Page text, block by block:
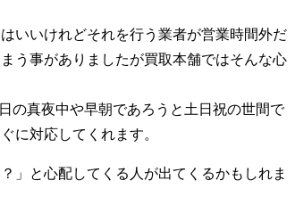
いいけれどそれを行う業者が営業時間外だ
う事がありましたが買取本舗ではそんな心
の真夜中や早朝であろうと土日祝の世間で
に対応してくれます。
」と心配してくる人が出てくるかもしれま